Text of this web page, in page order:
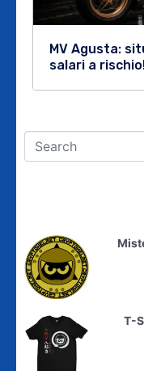
MV Agusta:
salari a
T-